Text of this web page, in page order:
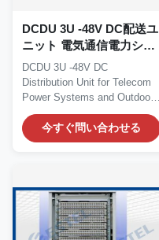
DCDU 3U -48V DC配送ユ
ニット 電気通信電力シス
テムと屋外通信キャビネ
ット
DCDU 3U -48V DC
Distribution Unit for Telecom
Power Systems and Outdoor
Communication Cabinets...
今すぐ問い合わせる